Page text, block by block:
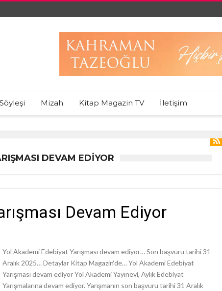
Söyleşi Mizah Kitap Magazin TV İletişim
DEVAM EDIYOR
Devam Ediyor
Yol Akademi Edebiyat Yarışması devam ediyor… Son başvuru tarihi 31
Aralık 2025… Detaylar Kitap Magazin‘de… Yol Akademi Edebiyat
Yarışması devam ediyor Yol Akademi Yayınevi, Aylık Edebiyat
Yarışmalarına devam ediyor. Yarışmanın son başvuru tarihi 31 Aralık